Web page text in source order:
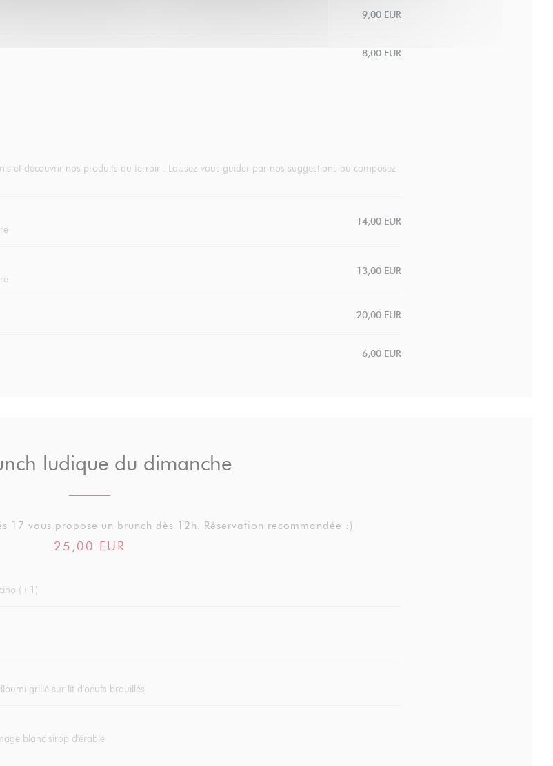
9,00 EUR
8,00 EUR
et découvrir nos produits du terroir . Laissez-vous guider par nos suggestions ou composez
14,00 EUR
13,00 EUR
20,00 EUR
6,00 EUR
ludique du dimanche
17 vous propose un brunch dès 12h. Réservation recommandée :)
25,00 EUR
(+1)
grillé sur lit d'oeufs brouillés
blanc sirop d'érable